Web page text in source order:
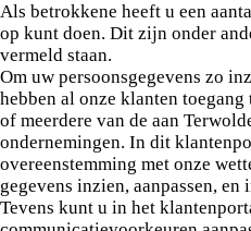
Als betrokkene heeft u een
op kunt doen. Dit zijn onder
vermeld staan.
Om uw persoonsgegevens zo
hebben al onze klanten
of meerdere van de aan
ondernemingen. In dit
overeenstemming met onze
gegevens inzien, aanpassen,
Tevens kunt u in het